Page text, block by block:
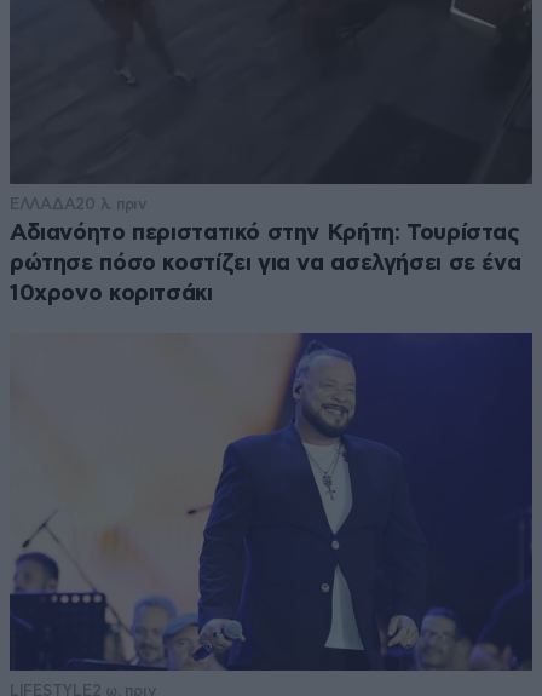
ΕΛΛΑΔΑ20 λ. πριν
Αδιανόητο περιστατικό στην Κρήτη: Τουρίστας
ρώτησε πόσο κοστίζει για να ασελγήσει σε ένα
10χρονο κοριτσάκι
LIFESTYLE2 ω. πριν